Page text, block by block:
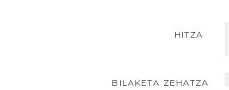
HITZA
BILAKETA ZEHATZA